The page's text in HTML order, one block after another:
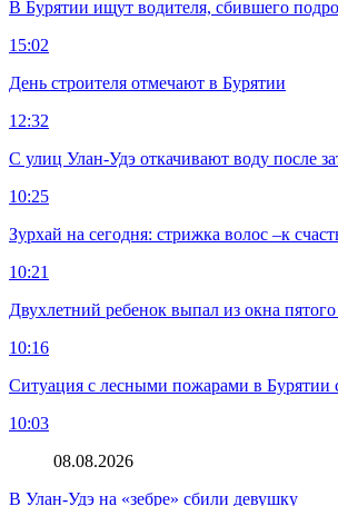
В Бурятии ищут водителя, сбившего
15:02
День строителя отмечают в Бурятии
12:32
С улиц Улан-Удэ откачивают воду после
10:25
Зурхай на сегодня: стрижка волос –к
10:21
Двухлетний ребенок выпал из окна
10:16
Ситуация с лесными пожарами в Бурятии
10:03
08.08.2026
В Улан-Удэ на «зебре» сбили девушку